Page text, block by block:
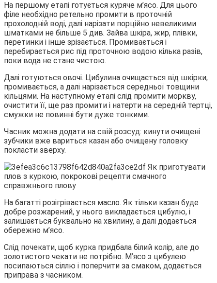
На першому етапі готується куряче м’ясо. Для цього
філе необхідно ретельно промити в проточній
прохолодній воді, далі нарізати порційно невеликими
шматками не більше 5 див. Зайва шкіра, жир, плівки,
перетинки і інше зрізається. Промивається і
перебирається рис під проточною водою кілька разів,
поки вода не стане чистою.
Далі готуються овочі. Цибулина очищається від шкірки,
промивається, а далі нарізається середньої товщини
кільцями. На наступному етапі слід промити моркву,
очистити її, ще раз промити і натерти на середній тертці,
смужки не повинні бути дуже тонкими.
Часник можна додати на свій розсуд: кинути очищені
зубчики вже вариться казан або очищену головку
покласти зверху.
На багатті розігрівається масло. Як тільки казан буде
добре розжарений, у нього викладається цибулю, і
залишається буквально на хвилину, а далі додається
обережно м’ясо.
Слід почекати, щоб курка придбала білий колір, але до
золотистого чекати не потрібно. М’ясо з цибулею
посипаються сіллю і поперчити за смаком, додається
приправа з часником.